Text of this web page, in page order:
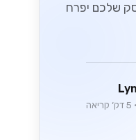
שלכם יפרח
• 5 דק׳ קריאה